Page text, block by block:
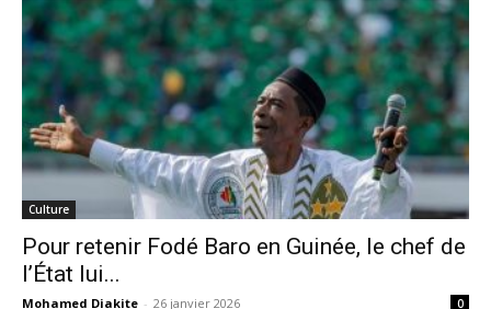
Culture
Pour retenir Fodé Baro en Guinée, le chef de
l’État lui...
Mohamed Diakite - 26 janvier 2026 0